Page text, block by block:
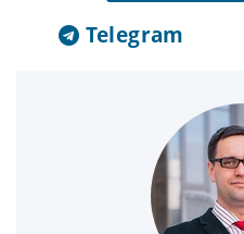
Telegram